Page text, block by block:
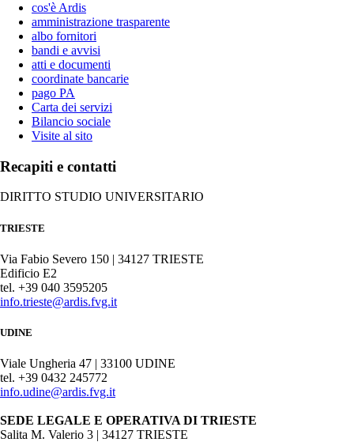
cos'è Ardis
amministrazione trasparente
albo fornitori
bandi e avvisi
atti e documenti
coordinate bancarie
pago PA
Carta dei servizi
Bilancio sociale
Visite al sito
Recapiti e contatti
DIRITTO STUDIO UNIVERSITARIO
TRIESTE
Via Fabio Severo 150 | 34127 TRIESTE
Edificio E2
tel. +39 040 3595205
info.trieste@ardis.fvg.it
UDINE
Viale Ungheria 47 | 33100 UDINE
tel. +39 0432 245772
info.udine@ardis.fvg.it
SEDE LEGALE E OPERATIVA DI TRIESTE
Salita M. Valerio 3 | 34127 TRIESTE